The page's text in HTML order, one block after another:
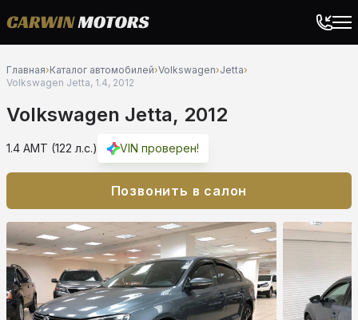
Главная›Каталог автомобилей›Volkswagen›Jetta›
Volkswagen Jetta, 1.4, 2012
Volkswagen Jetta, 2012
1.4 AMT (122 л.с.) VIN проверен!
Позвонить в салон